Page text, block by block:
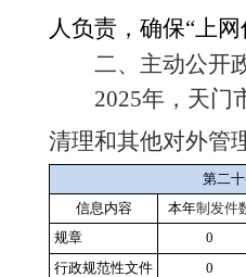
人负责，确保“上
二、主动公开
2025年，天门
清理和其他对外管
第二
信息内容
本年制发件
规章
0
行政规范性文件 0